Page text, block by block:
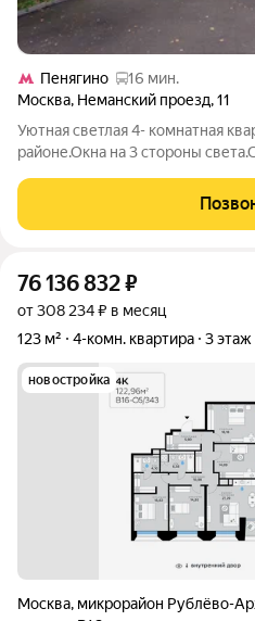
Пенягино
16 мин.
Москва, Неманский проезд,11
Уютная светлая 4- комнатная
районе.Окна на 3 стороны
пользования (лифты,
подъезда), без запахов.В доме
76 136 832₽
от 308 234 ₽ в месяц
123 м²
4-комн. квартира 3 этаж
новостройка
Москва, микрорайон Рублёво-